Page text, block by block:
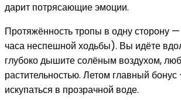
дарит потрясающие эмоции.
Протяжённость тропы в одну сторону —
часа неспешной ходьбы). Вы идёте
глубоко дышите солёным воздухом,
растительностью. Летом главный
искупаться в прозрачной воде.